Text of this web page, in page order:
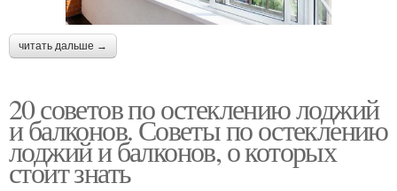
читать дальше →
20 советов по остеклению лоджий
и балконов. Советы по остеклению
лоджий и балконов, о которых
стоит знать